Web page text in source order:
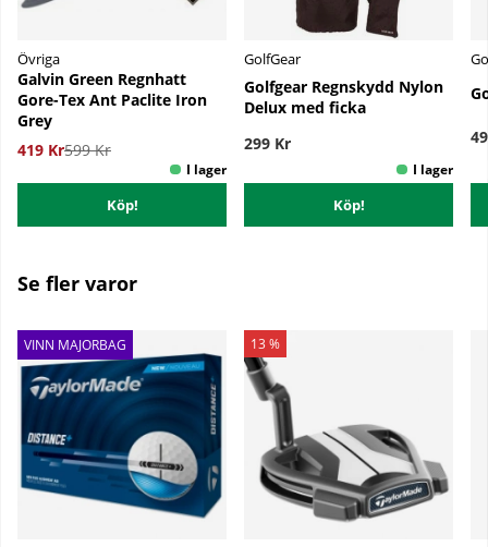
Övriga
Galvin Green Regnhatt
Gore-Tex Ant Paclite Iron
Grey
419 Kr599 Kr
Köp!
GolfGear
Golfgear Regnskydd Nylon
Delux med ficka
299 Kr
Köp!
Se fler varor
VINN MAJORBAG 13 %